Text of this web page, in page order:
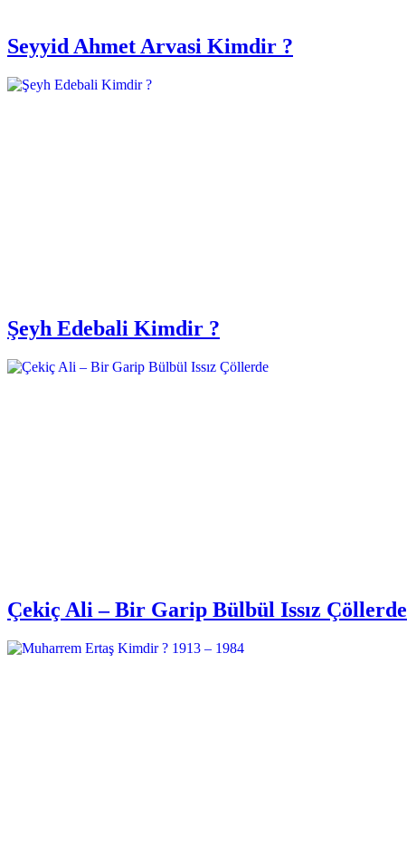
Seyyid Ahmet Arvasi Kimdir ?
Şeyh Edebali Kimdir ?
Çekiç Ali – Bir Garip Bülbül Issız Çöllerde